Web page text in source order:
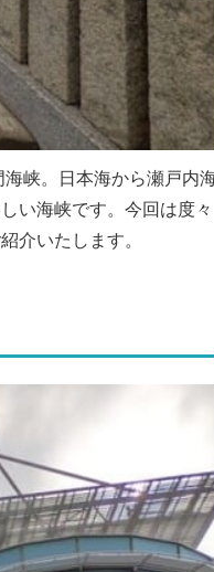
峡。日本海から瀬戸内
い海峡です。今回は度々
介いたします。